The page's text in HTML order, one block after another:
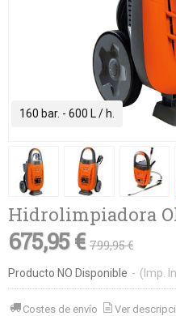
160 bar. - 600 L / h.
Hidrolimpiadora
675,95 € 799,95 €
Producto NO Disponible - (Imp.
Costes de envío Ver